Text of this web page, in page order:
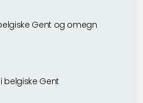
Gent og omegn
belgiske Gent